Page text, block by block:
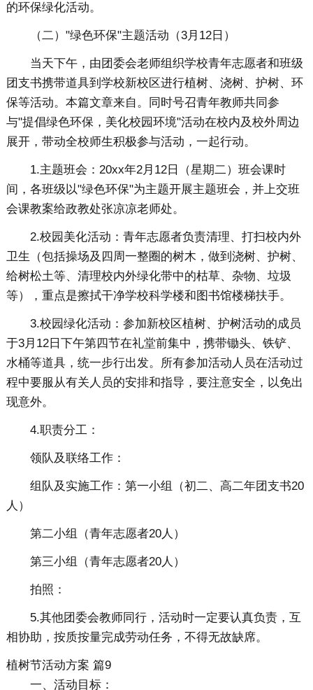
的环保绿化活动。
（二）"绿色环保"主题活动（3月12日）
当天下午，由团委会老师组织学校青年志愿者和班级
团支书携带道具到学校新校区进行植树、浇树、护树、环
保等活动。本篇文章来自。同时号召青年教师共同参
与"提倡绿色环保，美化校园环境"活动在校内及校外周边
展开，带动全校师生积极参与活动，一起行动。
1.主题班会：20xx年2月12日（星期二）班会课时
间，各班级以"绿色环保"为主题开展主题班会，并上交班
会课教案给政教处张凉凉老师处。
2.校园美化活动：青年志愿者负责清理、打扫校内外
卫生（包括操场及四周一整圈的树木，做到浇树、护树、
给树松土等、清理校内外绿化带中的枯草、杂物、垃圾
等），重点是擦拭干净学校科学楼和图书馆楼梯扶手。
3.校园绿化活动：参加新校区植树、护树活动的成员
于3月12日下午第四节在礼堂前集中，携带锄头、铁铲、
水桶等道具，统一步行出发。所有参加活动人员在活动过
程中要服从有关人员的安排和指导，要注意安全，以免出
现意外。
4.职责分工：
领队及联络工作：
组队及实施工作：第一小组（初二、高二年团支书20
人）
第二小组（青年志愿者20人）
第三小组（青年志愿者20人）
拍照：
5.其他团委会教师同行，活动时一定要认真负责，互
相协助，按质按量完成劳动任务，不得无故缺席。
植树节活动方案 篇9
一、活动目标：